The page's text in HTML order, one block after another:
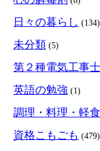
日々の暮らし (134)
未分類 (5)
第２種電気工事士
英語の勉強 (1)
調理・料理・軽食
資格こもごも (479)